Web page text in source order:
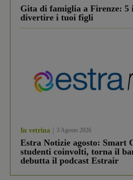
Gita di famiglia a Firenze: 5
divertire i tuoi figli
In vetrina 3 Agosto 2026
Estra Notizie agosto: Smart
studenti coinvolti, torna il
debutta il podcast Estrair